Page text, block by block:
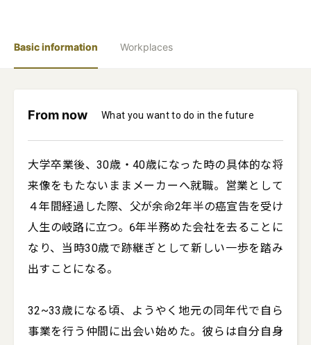
Basic information Workplaces
From now What you want to do in the future
大学卒業後、30歳・40歳になった時の具体的な将
来像をもたないままメーカーへ就職。営業として
４年間経過した際、父が余命2年半の癌宣告を受け
人生の岐路に立つ。6年半務めた会社を去ることに
なり、当時30歳で跡継ぎとして新しい一歩を踏み
出すことになる。
32~33歳になる頃、ようやく地元の同年代で自ら
事業を行う仲間に出会い始めた。彼らは自分自身